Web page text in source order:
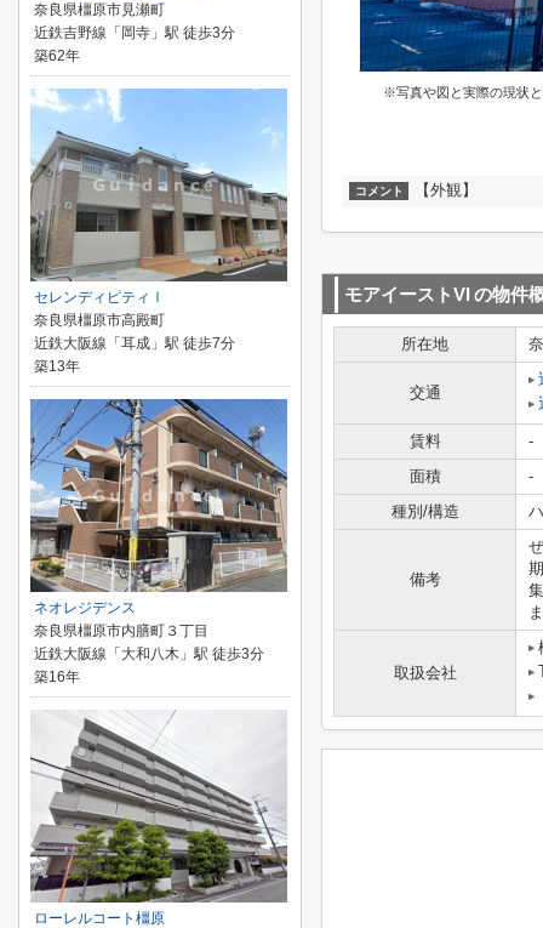
※写真や図と実際の現状
コメント 【外観】
モアイーストVI の物件
所在地
交通
賃料
-
面積
-
種別/構造
備考
取扱会社
奈良県橿原市見瀬町
近鉄吉野線「岡寺」駅 徒歩3分
築62年
セレンディピティⅠ
奈良県橿原市高殿町
近鉄大阪線「耳成」駅 徒歩7分
築13年
ネオレジデンス
奈良県橿原市内膳町３丁目
近鉄大阪線「大和八木」駅 徒歩3分
築16年
ローレルコート橿原